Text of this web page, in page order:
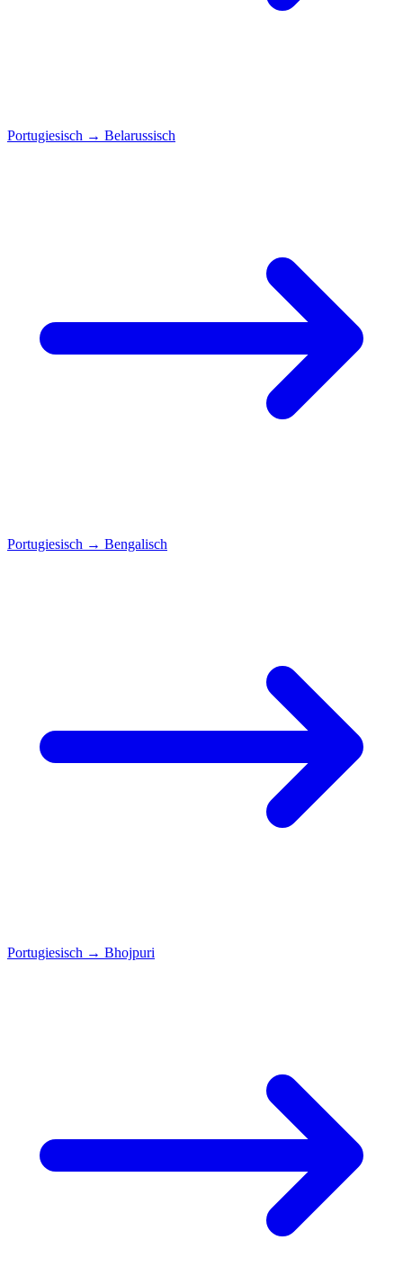
Portugiesisch → Belarussisch
Portugiesisch → Bengalisch
Portugiesisch → Bhojpuri